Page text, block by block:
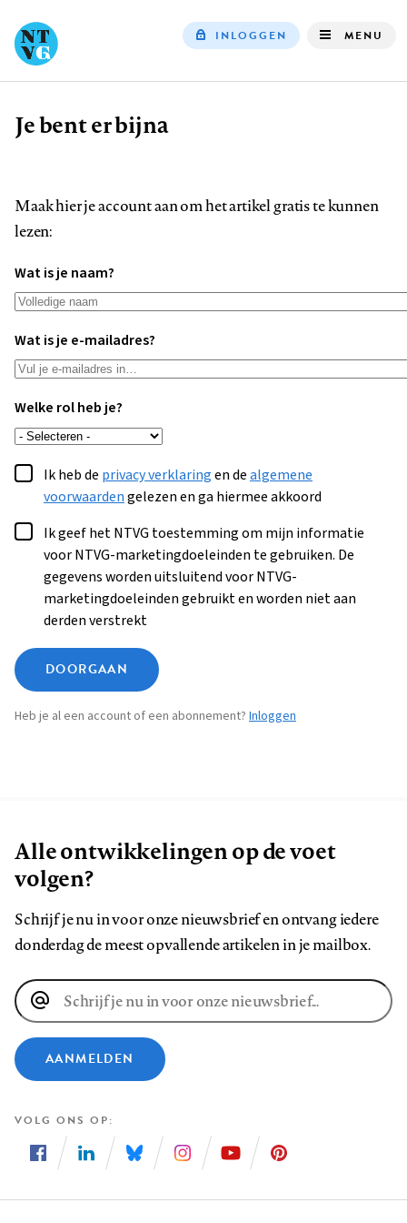
INLOGGEN MENU
Kruimelpad
Je bent er bijna
Maak hier je account aan om het artikel gratis te kunnen
lezen:
Wat is je naam?
Wat is je e-mailadres?
Welke rol heb je?
Ik heb de privacy verklaringen dealgemene
voorwaardengelezen en ga hiermee akkoord
Ik geef het NTVG toestemming om mijn informatie
voor NTVG-marketingdoeleinden te gebruiken. De
gegevens worden uitsluitend voor NTVG-
marketingdoeleinden gebruikt en worden niet aan
derden verstrekt
DOORGAAN
Heb je al een account of een abonnement? Inloggen
Alle ontwikkelingen op de voet
volgen?
Schrijf je nu in voor onze nieuwsbrief en ontvang iedere
donderdag de meest opvallende artikelen in je mailbox.
E-
mailadres
AANMELDEN
VOLG ONS OP
ons
ons
ons
ons
ons
ons